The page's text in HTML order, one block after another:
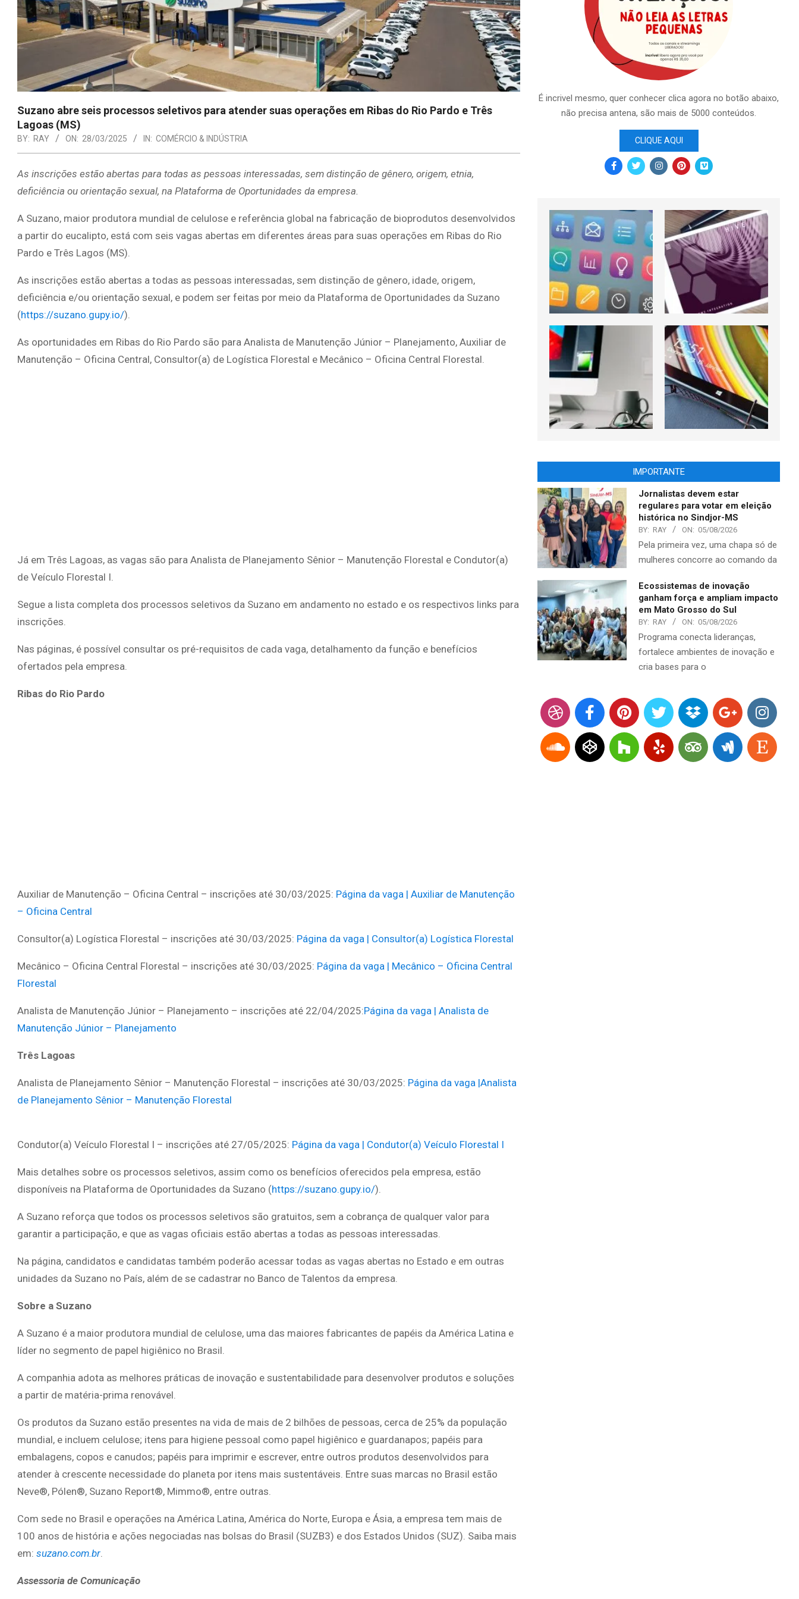
Suzano abre seis processos seletivos para atender suas operações em Ribas do Rio Pardo e Três
Lagoas (MS)
BY: RAY ON: 28/03/2025 IN: COMÉRCIO & INDÚSTRIA
As inscrições estão abertas para todas as pessoas interessadas, sem distinção de gênero, origem, etnia,
deficiência ou orientação sexual, na Plataforma de Oportunidades da empresa.
A Suzano, maior produtora mundial de celulose e referência global na fabricação de bioprodutos desenvolvidos
a partir do eucalipto, está com seis vagas abertas em diferentes áreas para suas operações em Ribas do Rio
Pardo e Três Lagos (MS).
As inscrições estão abertas a todas as pessoas interessadas, sem distinção de gênero, idade, origem,
deficiência e/ou orientação sexual, e podem ser feitas por meio da Plataforma de Oportunidades da Suzano
(https://suzano.gupy.io/).
As oportunidades em Ribas do Rio Pardo são para Analista de Manutenção Júnior – Planejamento, Auxiliar de
Manutenção – Oficina Central, Consultor(a) de Logística Florestal e Mecânico – Oficina Central Florestal.
Já em Três Lagoas, as vagas são para Analista de Planejamento Sênior – Manutenção Florestal e Condutor(a)
de Veículo Florestal I.
Segue a lista completa dos processos seletivos da Suzano em andamento no estado e os respectivos links para
inscrições.
Nas páginas, é possível consultar os pré-requisitos de cada vaga, detalhamento da função e benefícios
ofertados pela empresa.
Ribas do Rio Pardo
Auxiliar de Manutenção – Oficina Central – inscrições até 30/03/2025: Página da vaga | Auxiliar de Manutenção
– Oficina Central
Consultor(a) Logística Florestal – inscrições até 30/03/2025: Página da vaga | Consultor(a) Logística Florestal
Mecânico – Oficina Central Florestal – inscrições até 30/03/2025: Página da vaga | Mecânico – Oficina Central
Florestal
Analista de Manutenção Júnior – Planejamento – inscrições até 22/04/2025:Página da vaga | Analista de
Manutenção Júnior – Planejamento
Três Lagoas
Analista de Planejamento Sênior – Manutenção Florestal – inscrições até 30/03/2025: Página da vaga |Analista
de Planejamento Sênior – Manutenção Florestal
Condutor(a) Veículo Florestal I – inscrições até 27/05/2025: Página da vaga | Condutor(a) Veículo Florestal I
Mais detalhes sobre os processos seletivos, assim como os benefícios oferecidos pela empresa, estão
disponíveis na Plataforma de Oportunidades da Suzano (https://suzano.gupy.io/).
A Suzano reforça que todos os processos seletivos são gratuitos, sem a cobrança de qualquer valor para
garantir a participação, e que as vagas oficiais estão abertas a todas as pessoas interessadas.
Na página, candidatos e candidatas também poderão acessar todas as vagas abertas no Estado e em outras
unidades da Suzano no País, além de se cadastrar no Banco de Talentos da empresa.
Sobre a Suzano
A Suzano é a maior produtora mundial de celulose, uma das maiores fabricantes de papéis da América Latina e
líder no segmento de papel higiênico no Brasil.
A companhia adota as melhores práticas de inovação e sustentabilidade para desenvolver produtos e soluções
a partir de matéria-prima renovável.
Os produtos da Suzano estão presentes na vida de mais de 2 bilhões de pessoas, cerca de 25% da população
mundial, e incluem celulose; itens para higiene pessoal como papel higiênico e guardanapos; papéis para
embalagens, copos e canudos; papéis para imprimir e escrever, entre outros produtos desenvolvidos para
atender à crescente necessidade do planeta por itens mais sustentáveis. Entre suas marcas no Brasil estão
Neve®, Pólen®, Suzano Report®, Mimmo®, entre outras.
Com sede no Brasil e operações na América Latina, América do Norte, Europa e Ásia, a empresa tem mais de
100 anos de história e ações negociadas nas bolsas do Brasil (SUZB3) e dos Estados Unidos (SUZ). Saiba mais
em: suzano.com.br.
Assessoria de Comunicação
É incrivel mesmo, quer conhecer clica agora no botão abaixo,
não precisa antena, são mais de 5000 conteúdos.
CLIQUE AQUI
IMPORTANTE
Jornalistas devem estar
regulares para votar em eleição
histórica no Sindjor-MS
BY: RAY ON: 05/08/2026
Pela primeira vez, uma chapa só de
mulheres concorre ao comando da
Ecossistemas de inovação
ganham força e ampliam impacto
em Mato Grosso do Sul
BY: RAY ON: 05/08/2026
Programa conecta lideranças,
fortalece ambientes de inovação e
cria bases para o